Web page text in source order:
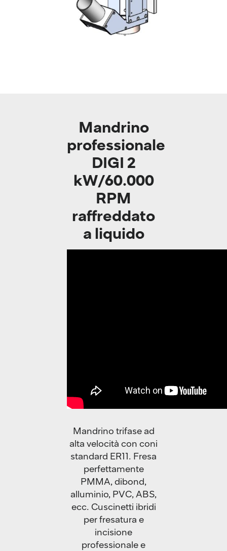
Mandrino
professionale
DIGI 2
kW/60.000
RPM
raffreddato
a liquido
Mandrino trifase ad
alta velocità con coni
standard ER11. Fresa
perfettamente
PMMA, dibond,
alluminio, PVC, ABS,
ecc. Cuscinetti ibridi
per fresatura e
incisione
professionale e